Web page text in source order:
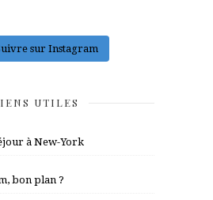
sur Instagram
UTILES
à New-York
bon plan ?